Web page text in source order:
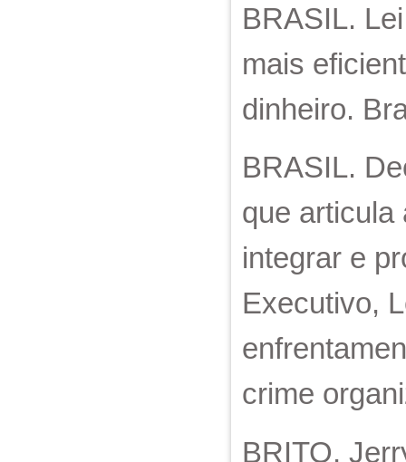
BRASIL.
mais
dinheiro.
BRASIL.
que articula
integrar e
Executivo,
crime
BRITO,